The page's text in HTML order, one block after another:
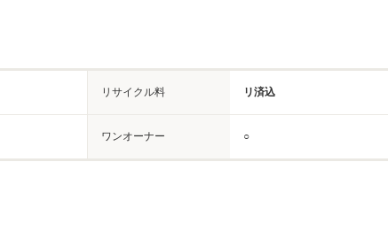
リサイクル料 リ済込
ワンオーナー ○